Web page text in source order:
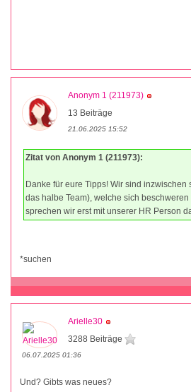
Anonym 1 (211973)
13 Beiträge
21.06.2025 15:52
Zitat von Anonym 1 (211973):
Danke für eure Tipps! Wir sind inzwischen
das halbe Team), welche sich
sprechen wir erst mit unserer HR Person
*suchen
Arielle30
3288 Beiträge
06.07.2025 01:36
Und? Gibts was neues?